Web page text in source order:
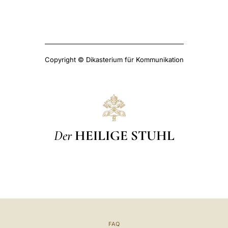
Copyright © Dikasterium für Kommunikation
Der HEILIGE STUHL
FAQ